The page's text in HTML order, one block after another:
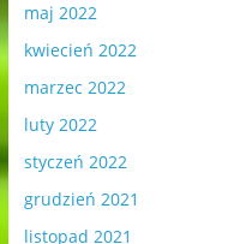
maj 2022
kwiecień 2022
marzec 2022
luty 2022
styczeń 2022
grudzień 2021
listopad 2021